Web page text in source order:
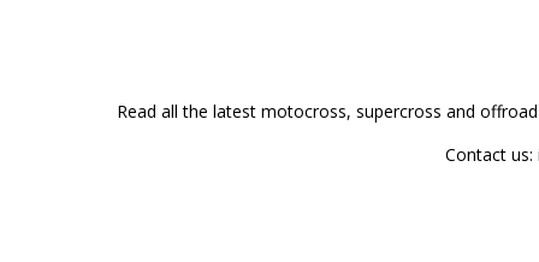
Read all the latest motocross, supercross and
Contact us: